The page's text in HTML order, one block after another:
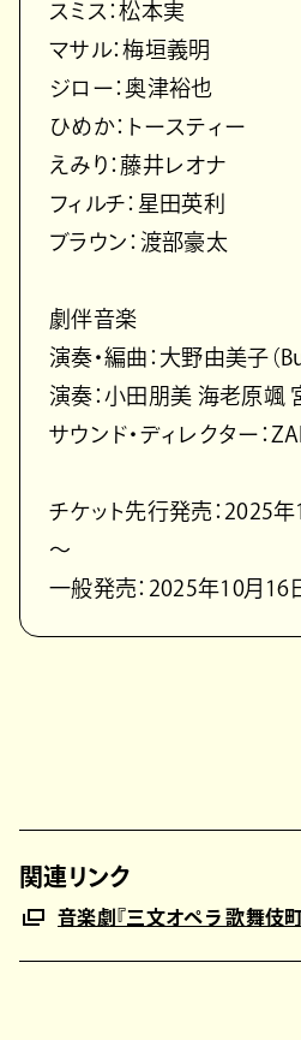
スミス：松本実
マサル：梅垣義明
ジロー：奥津裕也
ひめか：トースティー
えみり：藤井レオナ
フィルチ：星⽥英利
ブラウン：渡部豪太
劇伴⾳楽
演奏・編曲：⼤野由美⼦（
演奏：⼩⽥朋美 海⽼原颯
サウンド・ディレクター：
チケット先⾏発売：2025年
〜
⼀般発売：2025年10⽉16⽇
関連リンク
⾳楽劇『三⽂オペラ 歌舞伎